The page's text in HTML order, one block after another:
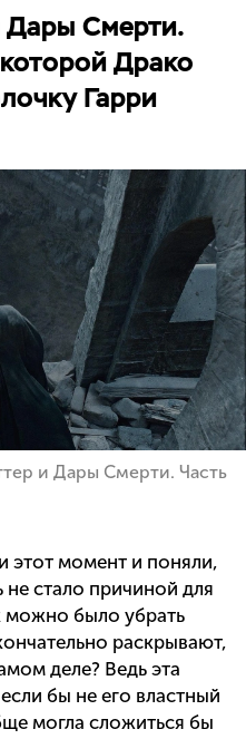
Дары Смерти.
Драко
Гарри
и Дары Смерти. Часть
этот момент и поняли,
не стало причиной для
можно было убрать
раскрывают,
деле? Ведь эта
бы не его властный
могла сложиться бы